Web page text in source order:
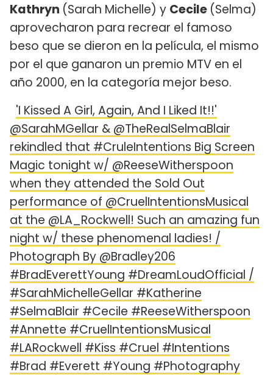
Kathryn (Sarah Michelle) y Cecile (Selma)
aprovecharon para recrear el famoso
beso que se dieron en la película, el mismo
por el que ganaron un premio MTV en el
año 2000, en la categoría mejor beso.
'I Kissed A Girl, Again, And I Liked It!!'
@SarahMGellar & @TheRealSelmaBlair
rekindled that #CruleIntentions Big Screen
Magic tonight w/ @ReeseWitherspoon
when they attended the Sold Out
performance of @CruelIntentionsMusical
at the @LA_Rockwell! Such an amazing fun
night w/ these phenomenal ladies! /
Photograph By @Bradley206
#BradEverettYoung #DreamLoudOfficial /
#SarahMichelleGellar #Katherine
#SelmaBlair #Cecile #ReeseWitherspoon
#Annette #CruelIntentionsMusical
#LARockwell #Kiss #Cruel #Intentions
#Brad #Everett #Young #Photography